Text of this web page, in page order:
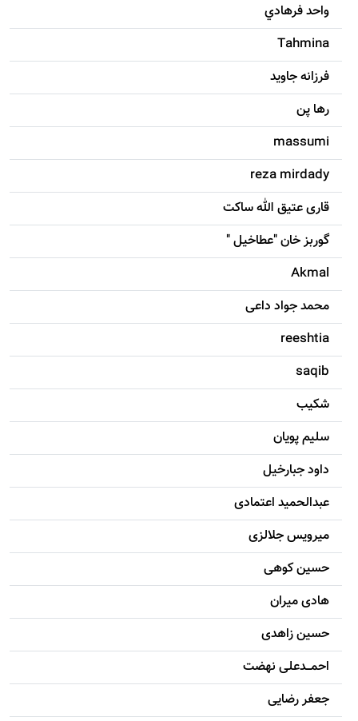
واحد فرهادي
Tahmina
فرزانه جاويد
رها پن
massumi
reza mirdady
قاری عتیق الله ساکت
گوربز خان "عطاخیل "
Akmal
محمد جواد داعی
reeshtia
saqib
شکيب
سليم پویان
داود جبارخیل
عبدالحمید اعتمادی
میرویس جلالزی
حسين کوهی
هادی ميران
حسين زاهدی
احمـــدعلی نهضت
جعفر رضایی